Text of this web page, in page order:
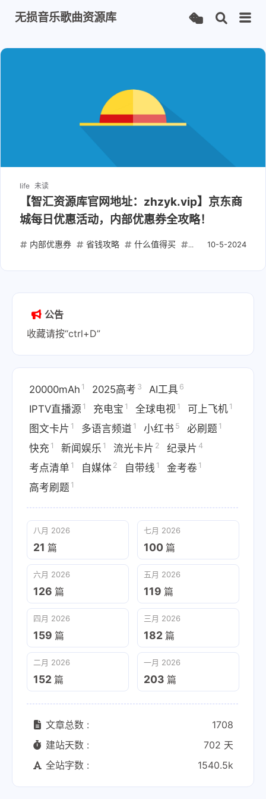
无损音乐歌曲资源库
life 未读
【智汇资源库官网地址：zhzyk.vip】京东商
城每日优惠活动，内部优惠券全攻略！
10-5-2024
内部优惠券 省钱攻略 什么值得买 京东优惠活动
公告
收藏请按“ctrl+D”
20000mAh 1 2025高考 3 AI工具 6
IPTV直播源 1 充电宝 1 全球电视 1 可上飞机 1
图文卡片 1 多语言频道 1 小红书 5 必刷题 1
快充 1 新闻娱乐 1 流光卡片 2 纪录片 4
考点清单 1 自媒体 2 自带线 1 金考卷 1
高考刷题 1
八月 2026
21 篇
七月 2026
100 篇
六月 2026
126 篇
五月 2026
119 篇
四月 2026
159 篇
三月 2026
182 篇
二月 2026
152 篇
一月 2026
203 篇
文章总数 :
1708
建站天数 :
702 天
全站字数 :
1540.5k